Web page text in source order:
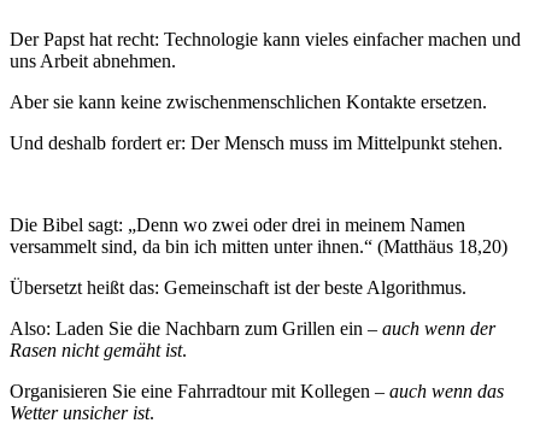
Der Papst hat recht: Technologie kann vieles einfacher machen und
uns Arbeit abnehmen.
Aber sie kann keine zwischenmenschlichen Kontakte ersetzen.
Und deshalb fordert er: Der Mensch muss im Mittelpunkt stehen.
Die Bibel sagt: „Denn wo zwei oder drei in meinem Namen
versammelt sind, da bin ich mitten unter ihnen.“ (Matthäus 18,20)
Übersetzt heißt das: Gemeinschaft ist der beste Algorithmus.
Also: Laden Sie die Nachbarn zum Grillen ein – auch wenn der
Rasen nicht gemäht ist.
Organisieren Sie eine Fahrradtour mit Kollegen – auch wenn das
Wetter unsicher ist.